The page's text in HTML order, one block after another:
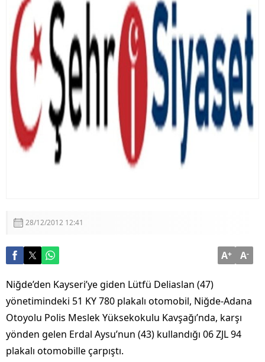
Türk Eğitim-Sen Genel Başkanı Talip Geylan’ın
Açıklamaları
Devlet Bahçeli’den Erzincanlılara Selam Mesajı
28/12/2012 12:41
A+ A-
Niğde’den Kayseri’ye giden Lütfü Deliaslan (47)
yönetimindeki 51 KY 780 plakalı otomobil, Niğde-Adana
Otoyolu Polis Meslek Yüksekokulu Kavşağı’nda, karşı
yönden gelen Erdal Aysu’nun (43) kullandığı 06 ZJL 94
plakalı otomobille çarpıştı.